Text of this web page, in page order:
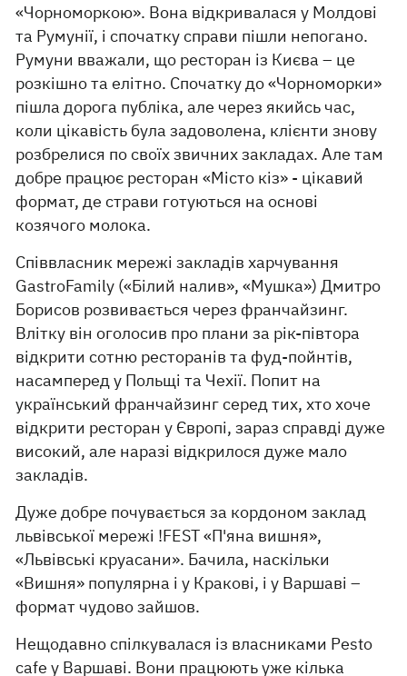
«Чорноморкою». Вона відкривалася у Молдові
та Румунії, і спочатку справи пішли непогано.
Румуни вважали, що ресторан із Києва – це
розкішно та елітно. Спочатку до «Чорноморки»
пішла дорога публіка, але через якийсь час,
коли цікавість була задоволена, клієнти знову
розбрелися по своїх звичних закладах. Але там
добре працює ресторан «Місто кіз» - цікавий
формат, де страви готуються на основі
козячого молока.
Співвласник мережі закладів харчування
GastroFamily («Білий налив», «Мушка») Дмитро
Борисов розвивається через франчайзинг.
Влітку він оголосив про плани за рік-півтора
відкрити сотню ресторанів та фуд-пойнтів,
насамперед у Польщі та Чехії. Попит на
український франчайзинг серед тих, хто хоче
відкрити ресторан у Європі, зараз справді дуже
високий, але наразі відкрилося дуже мало
закладів.
Дуже добре почувається за кордоном заклад
львівської мережі !FEST «П'яна вишня»,
«Львівські круасани». Бачила, наскільки
«Вишня» популярна і у Кракові, і у Варшаві –
формат чудово зайшов.
Нещодавно спілкувалася із власниками Pesto
cafe у Варшаві. Вони працюють уже кілька